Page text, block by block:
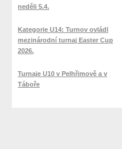
neděli 5.4.
Kategorie U14: Turnov ovládl
mezinárodní turnaj Easter Cup
2026.
Turnaje U10 v Pelhřimově a v
Táboře